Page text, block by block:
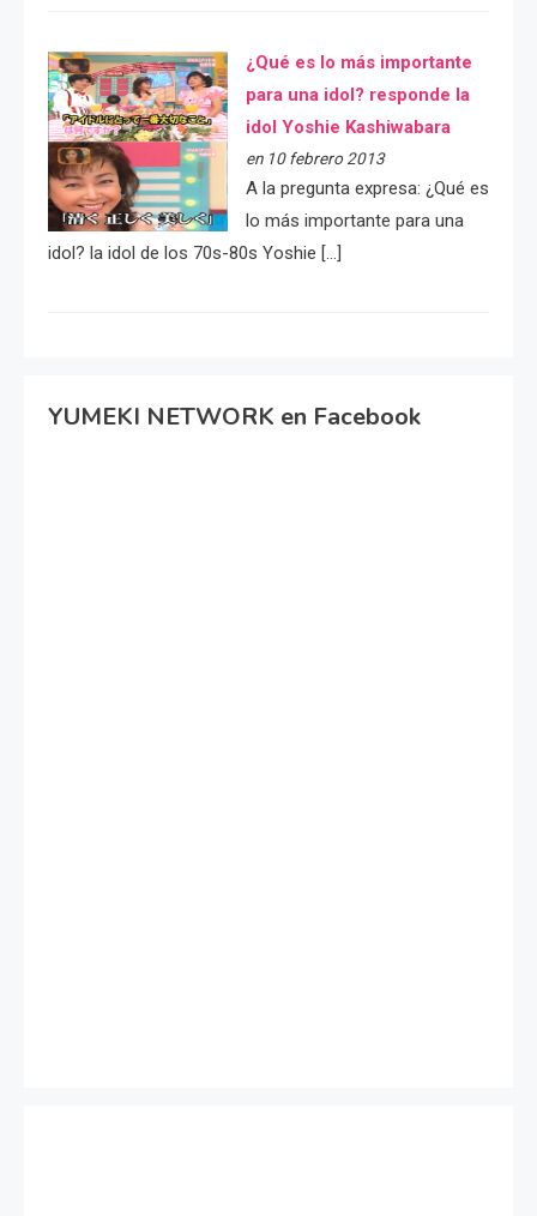
¿Qué es lo más importante
para una idol? responde la
idol Yoshie Kashiwabara
en 10 febrero 2013
A la pregunta expresa: ¿Qué es
lo más importante para una
idol? la idol de los 70s-80s Yoshie […]
YUMEKI NETWORK en Facebook